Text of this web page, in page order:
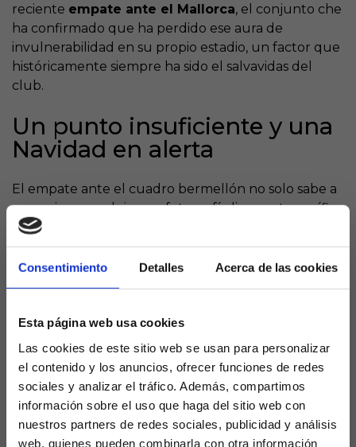
Consentimiento Detalles Acerca de las cookies
Esta página web usa cookies
Las cookies de este sitio web se usan para personalizar
el contenido y los anuncios, ofrecer funciones de redes
sociales y analizar el tráfico. Además, compartimos
información sobre el uso que haga del sitio web con
nuestros partners de redes sociales, publicidad y análisis
web, quienes pueden combinarla con otra información
reciente empate ante el Mallorca, el conjunto che
ha confirmado que ha perdido ese aura de
invulnerabilidad en su propio estadio, un factor que
históricamente siempre ha sido el salvavidas del
club.
Un punto insuficiente y una
Navidad en alerta
El empate ante el cuadro bermellón no solo sabe a
poco, sino que deja una fotografía liguera terrorífica
para el valencianismo: el equipo dormirá estas fiestas
tan solo un punto por encima de los puestos de
descenso. La falta de pegada y, sobre todo, la
incapacidad de cerrar los partidos en casa han
justo cuando la competición llega a su ecuador.
Las dudas sobre el sistema de Corberán empiezan a
aflorar. El equipo se muestra previsible, le cuesta un
mundo generar ocasiones claras y, lo más
preocupante, se ve superado por la presión cuando
el marcador se pone en contra.